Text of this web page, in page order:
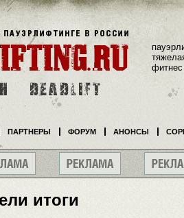
итоги
фитнес
ПАРТНЕРЫ ФОРУМ АНОНСЫ